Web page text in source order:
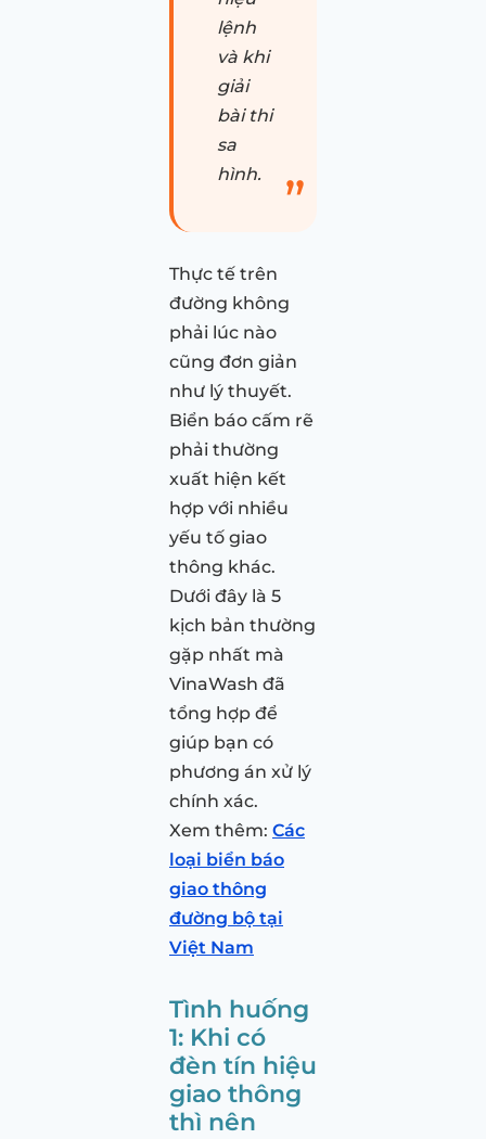
lệnh
và khi
giải
bài thi
sa
hình.
Thực tế trên
đường không
phải lúc nào
cũng đơn giản
như lý thuyết.
Biển báo cấm rẽ
phải thường
xuất hiện kết
hợp với nhiều
yếu tố giao
thông khác.
Dưới đây là 5
kịch bản thường
gặp nhất mà
VinaWash đã
tổng hợp để
giúp bạn có
phương án xử lý
chính xác.
Xem thêm: Các
loại biển báo
giao thông
đường bộ tại
Việt Nam
Tình huống
1: Khi có
đèn tín hiệu
giao thông
thì nên